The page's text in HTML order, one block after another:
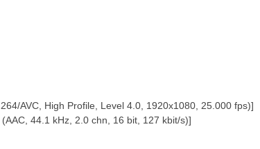
AVC, High Profile, Level 4.0, 1920x1080, 25.000 fps)]
44.1 kHz, 2.0 chn, 16 bit, 127 kbit/s)]